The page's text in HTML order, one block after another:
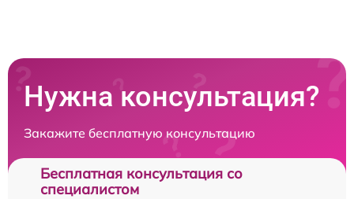
Нужна консультация?
Закажите бесплатную консультацию
Бесплатная консультация со
специалистом